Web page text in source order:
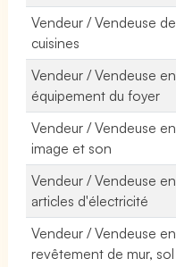
Vendeur / Vendeuse de
cuisines
Vendeur / Vendeuse en
équipement du foyer
Vendeur / Vendeuse en
image et son
Vendeur / Vendeuse en
articles d'électricité
Vendeur / Vendeuse en
revêtement de mur, sol